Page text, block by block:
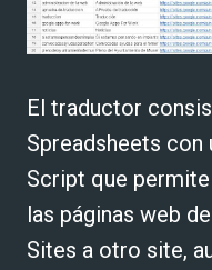
El traductor
Spreadsheets con
Script que
las páginas web
Sites a otro site,